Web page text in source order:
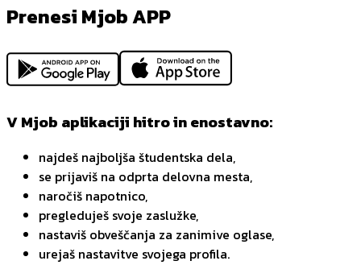
Prenesi Mjob APP
V Mjob aplikaciji hitro in enostavno:
najdeš najboljša študentska dela,
se prijaviš na odprta delovna mesta,
naročiš napotnico,
pregleduješ svoje zaslužke,
nastaviš obveščanja za zanimive oglase,
urejaš nastavitve svojega profila.